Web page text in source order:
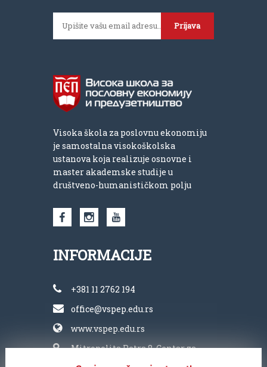
Prijava
Visoka škola za poslovnu ekonomiju
je samostalna visokoškolska
ustanova koja realizuje osnovne i
master akademske studije u
društveno-humanističkom polju
INFORMACIJE
+381 11 2762 194
office@vspep.edu.rs
www.vspep.edu.rs
Mitropolita Petra 8, Centar za